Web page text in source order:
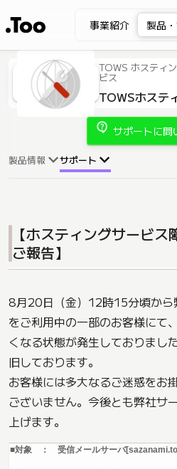
事業紹介 製品
TOWS ホスティ
ビス
TOWSホステ
contact_support サポートに問
製品情報 サポート
【ホスティングサービ
ご報告】
8月20日（金）12時15分頃から
をご利用中の一部のお客様にて
くなる状態が発生しておりまし
旧しております。
お客様には多大なるご迷惑をお
ございません。今後とも弊社サ
上げます。
■対象 ： 受信メールサーバ